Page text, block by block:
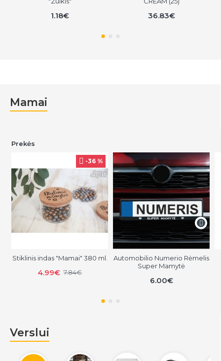
1.18€ 36.83€
Mamai
Prekės
-36 %
Stiklinis indas "Mamai" 380 ml.
4.99€ 7.84€
Automobilio Numerio Rėmelis
Super Mamytė
6.00€
Verslui